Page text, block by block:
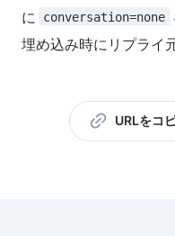
に
conversation=none
埋め込み時にリプライ
URLをコ